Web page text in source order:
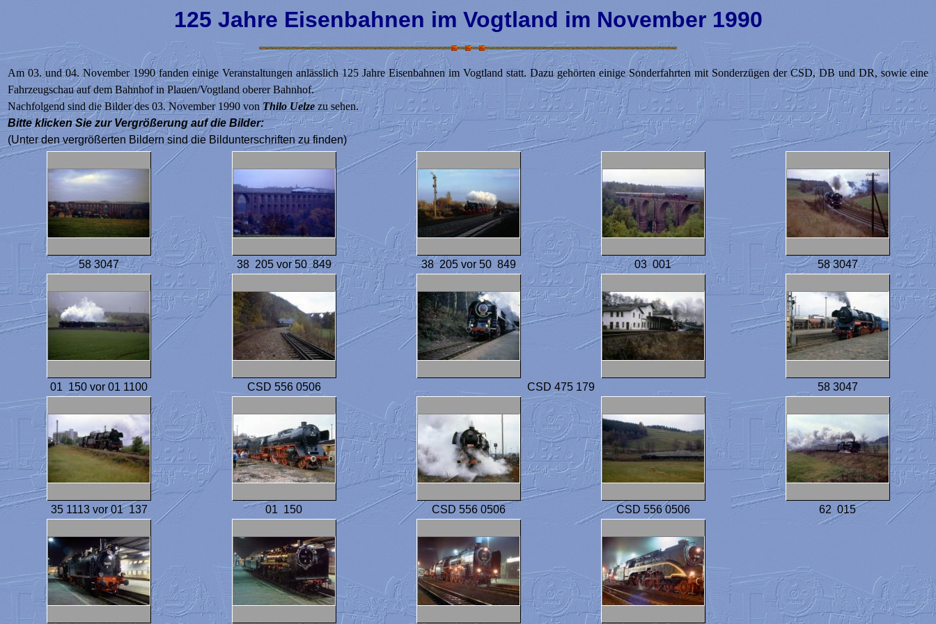
125 Jahre Eisenbahnen im Vogtland im November 1990
Am 03. und 04. November 1990 fanden einige Veranstaltungen anlässlich 125 Jahre Eisenbahnen im Vogtland statt. Dazu gehörten einige Sonderfahrten mit Sonderzügen der CSD, DB und DR, sowie eine
Fahrzeugschau auf dem Bahnhof in Plauen/Vogtland oberer Bahnhof.
Nachfolgend sind die Bilder des 03. November 1990 von Thilo Uelzezu sehen.
Bitte klicken Sie zur Vergrößerung auf die Bilder:
(Unter den vergrößerten Bildern sind die Bildunterschriften zu finden)
58 3047 38 205 vor 50 849 38 205 vor 50 849 03 001 58 3047
01 150 vor 01 1100 CSD 556 0506 CSD 475 179 58 3047
35 1113 vor 01 137 01 150 CSD 556 0506 CSD 556 0506 62 015